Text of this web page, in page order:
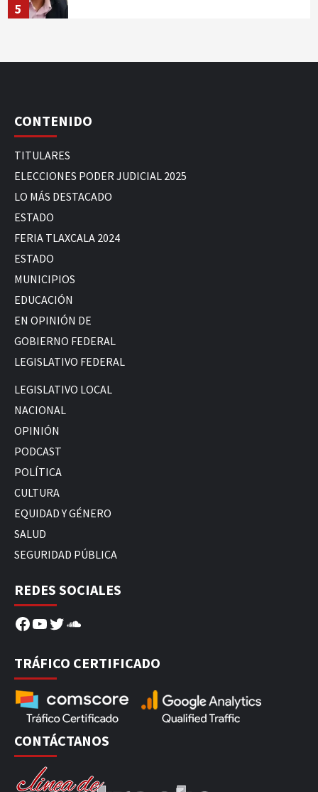
5
CONTENIDO
TITULARES
ELECCIONES PODER JUDICIAL 2025
LO MÁS DESTACADO
ESTADO
FERIA TLAXCALA 2024
ESTADO
MUNICIPIOS
EDUCACIÓN
EN OPINIÓN DE
GOBIERNO FEDERAL
LEGISLATIVO FEDERAL
LEGISLATIVO LOCAL
NACIONAL
OPINIÓN
PODCAST
POLÍTICA
CULTURA
EQUIDAD Y GÉNERO
SALUD
SEGURIDAD PÚBLICA
REDES SOCIALES
Facebook
YouTube
Twitter
SoundCloud
TRÁFICO CERTIFICADO
CONTÁCTANOS